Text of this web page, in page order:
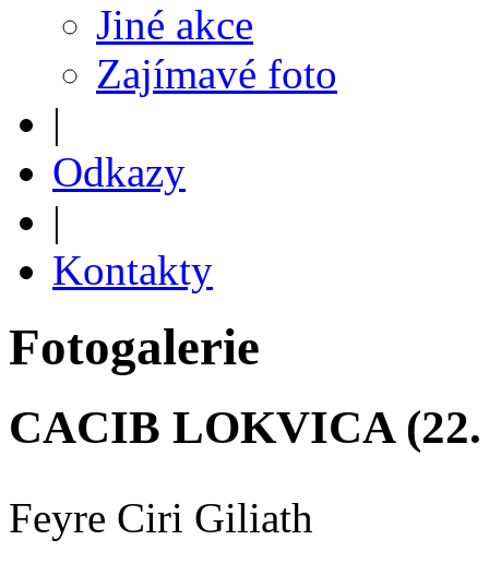
Jiné akce
Zajímavé foto
|
Odkazy
|
Kontakty
Fotogalerie
CACIB LOKVICA (22.
Feyre Ciri Giliath